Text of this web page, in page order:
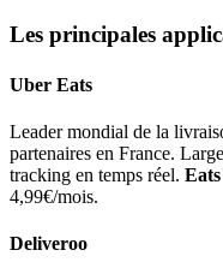
Les principales
Uber Eats
Leader mondial de la
partenaires en France.
tracking en temps réel. Eats
4,99€/mois.
Deliveroo